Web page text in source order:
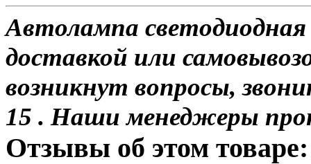
Автолампа
доставкой или
возникнут вопросы,
15 . Наши менеджеры
Отзывы об этом товаре: